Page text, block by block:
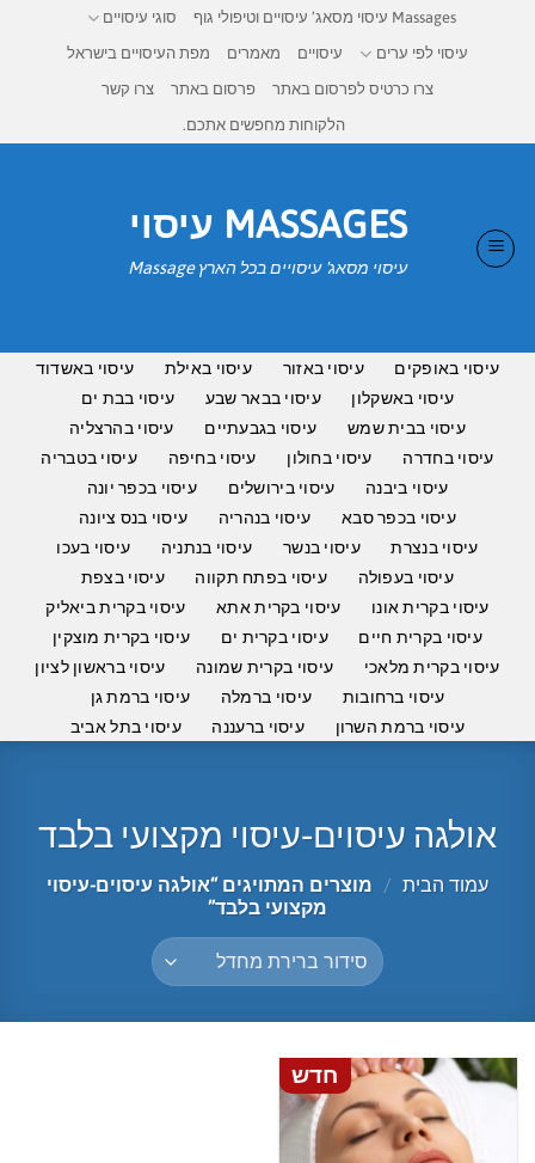
Massages עיסוי מסאג’ עיסויים וטיפולי גוף
סוגי עיסויים
עיסוי לפי ערים
עיסויים מאמרים
מפת העיסויים בישראל
צרו כרטיס לפרסום באתר
פרסום באתר
צרו קשר
הלקוחות מחפשים אתכם.
MASSAGES עיסוי
עיסוי מסאג' עיסויים בכל הארץ Massage
עיסוי באופקים עיסוי באזור עיסוי באילת
עיסוי באשדוד
עיסוי באשקלון
עיסוי בבאר שבע
עיסוי בבת ים
עיסוי בבית שמש
עיסוי בגבעתיים
עיסוי בהרצליה
עיסוי בחדרה
עיסוי בחולון עיסוי בחיפה
עיסוי בטבריה
עיסוי ביבנה
עיסוי בירושלים
עיסוי בכפר יונה
עיסוי בכפר סבא
עיסוי בנהריה
עיסוי בנס ציונה
עיסוי בנצרת
עיסוי בנשר עיסוי בנתניה
עיסוי בעכו
עיסוי בעפולה
עיסוי בפתח תקווה
עיסוי בצפת
עיסוי בקרית אונו
עיסוי בקרית אתא
עיסוי בקרית ביאליק
עיסוי בקרית חיים
עיסוי בקרית ים
עיסוי בקרית מוצקין
עיסוי בקרית מלאכי
עיסוי בקרית שמונה
עיסוי בראשון לציון
עיסוי ברחובות
עיסוי ברמלה
עיסוי ברמת גן
עיסוי ברמת השרון
עיסוי ברעננה עיסוי בתל אביב
אולגה עיסוים-עיסוי מקצועי בלבד
עמוד הבית /
מוצרים המתויגים “אולגה עיסוים-עיסוי
מקצועי בלבד”
חדש